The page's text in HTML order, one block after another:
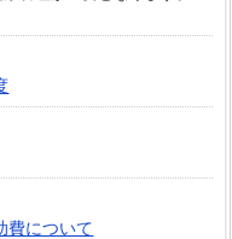
費について